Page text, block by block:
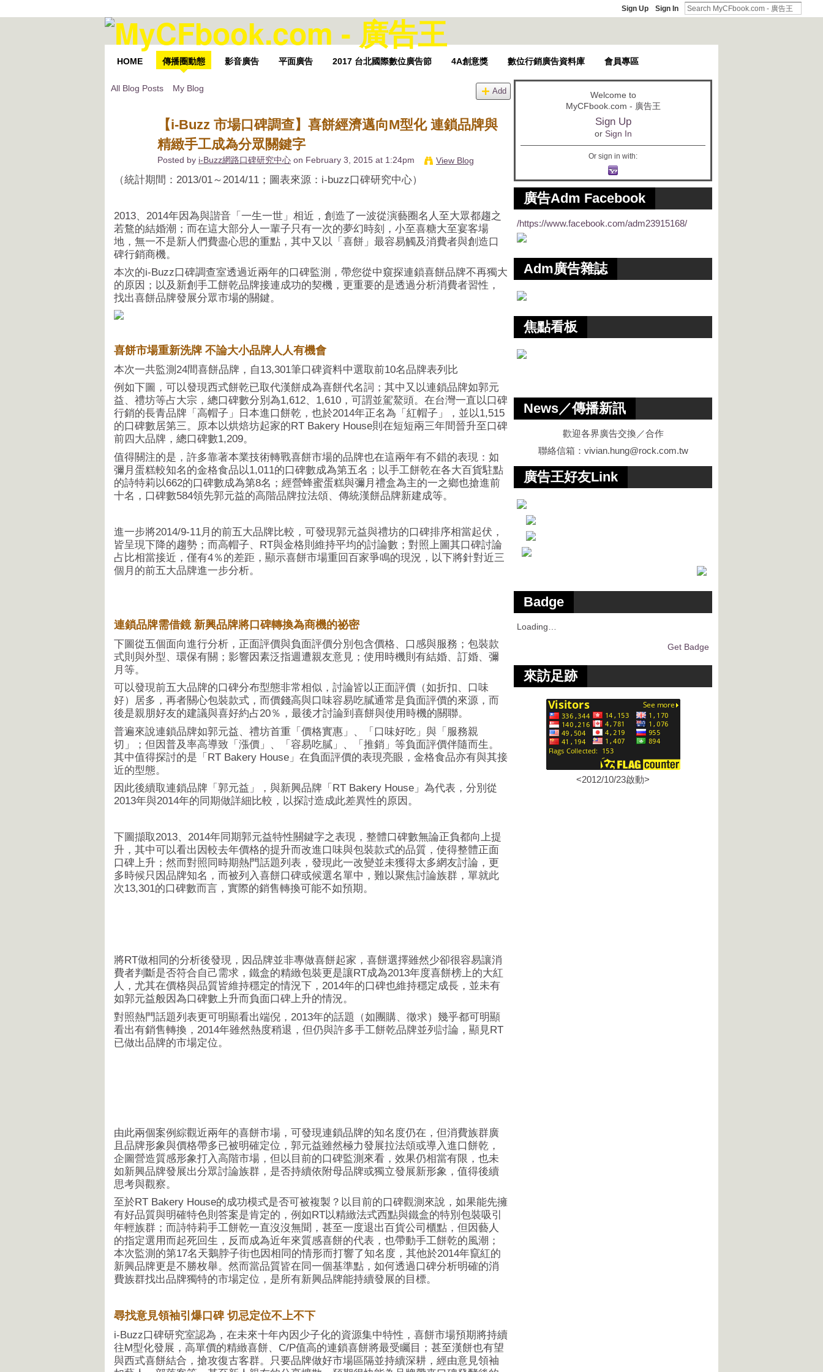
Sign Up Sign In
HOME 傳播圈動態 影音廣告 平面廣告 2017 台北國際數位廣告節 4A創意獎 數位行銷廣告資料庫 會員專區
All Blog Posts My Blog Add
【i-Buzz 市場口碑調查】喜餅經濟邁向M型化 連鎖品牌與
精緻手工成為分眾關鍵字
Posted by i-Buzz網路口碑研究中心 on February 3, 2015 at 1:24pm View Blog
（統計期間：2013/01～2014/11；圖表來源：i-buzz口碑研究中心）
2013、2014年因為與諧音「一生一世」相近，創造了一波從演藝圈名人至大眾都趨之
若鶩的結婚潮；而在這大部分人一輩子只有一次的夢幻時刻，小至喜糖大至宴客場
地，無一不是新人們費盡心思的重點，其中又以「喜餅」最容易觸及消費者與創造口
碑行銷商機。
本次的i-Buzz口碑調查室透過近兩年的口碑監測，帶您從中窺探連鎖喜餅品牌不再獨大
的原因；以及新創手工餅乾品牌接連成功的契機，更重要的是透過分析消費者習性，
找出喜餅品牌發展分眾市場的關鍵。
喜餅市場重新洗牌 不論大小品牌人人有機會
本次一共監測24間喜餅品牌，自13,301筆口碑資料中選取前10名品牌表列比
例如下圖，可以發現西式餅乾已取代漢餅成為喜餅代名詞；其中又以連鎖品牌如郭元
益、禮坊等占大宗，總口碑數分別為1,612、1,610，可謂並駕鰲頭。在台灣一直以口碑
行銷的長青品牌「高帽子」日本進口餅乾，也於2014年正名為「紅帽子」，並以1,515
的口碑數居第三。原本以烘焙坊起家的RT Bakery House則在短短兩三年間晉升至口碑
前四大品牌，總口碑數1,209。
值得關注的是，許多靠著本業技術轉戰喜餅市場的品牌也在這兩年有不錯的表現：如
彌月蛋糕較知名的金格食品以1,011的口碑數成為第五名；以手工餅乾在各大百貨駐點
的詩特莉以662的口碑數成為第8名；經營蜂蜜蛋糕與彌月禮盒為主的一之鄉也搶進前
十名，口碑數584領先郭元益的高階品牌拉法頌、傳統漢餅品牌新建成等。
進一步將2014/9-11月的前五大品牌比較，可發現郭元益與禮坊的口碑排序相當起伏，
皆呈現下降的趨勢；而高帽子、RT與金格則維持平均的討論數；對照上圖其口碑討論
占比相當接近，僅有4％的差距，顯示喜餅市場重回百家爭鳴的現況，以下將針對近三
個月的前五大品牌進一步分析。
連鎖品牌需借鏡 新興品牌將口碑轉換為商機的祕密
下圖從五個面向進行分析，正面評價與負面評價分別包含價格、口感與服務；包裝款
式則與外型、環保有關；影響因素泛指週遭親友意見；使用時機則有結婚、訂婚、彌
月等。
可以發現前五大品牌的口碑分布型態非常相似，討論皆以正面評價（如折扣、口味
好）居多，再者關心包裝款式，而價錢高與口味容易吃膩通常是負面評價的來源，而
後是親朋好友的建議與喜好約占20％，最後才討論到喜餅與使用時機的關聯。
普遍來說連鎖品牌如郭元益、禮坊首重「價格實惠」、「口味好吃」與「服務親
切」；但因普及率高導致「漲價」、「容易吃膩」、「推銷」等負面評價伴隨而生。
其中值得探討的是「RT Bakery House」在負面評價的表現亮眼，金格食品亦有與其接
近的型態。
因此後續取連鎖品牌「郭元益」，與新興品牌「RT Bakery House」為代表，分別從
2013年與2014年的同期做詳細比較，以探討造成此差異性的原因。
下圖擷取2013、2014年同期郭元益特性關鍵字之表現，整體口碑數無論正負都向上提
升，其中可以看出因較去年價格的提升而改進口味與包裝款式的品質，使得整體正面
口碑上升；然而對照同時期熱門話題列表，發現此一改變並未獲得太多網友討論，更
多時候只因品牌知名，而被列入喜餅口碑或候選名單中，難以聚焦討論族群，單就此
次13,301的口碑數而言，實際的銷售轉換可能不如預期。
將RT做相同的分析後發現，因品牌並非專做喜餅起家，喜餅選擇雖然少卻很容易讓消
費者判斷是否符合自己需求，鐵盒的精緻包裝更是讓RT成為2013年度喜餅榜上的大紅
人，尤其在價格與品質皆維持穩定的情況下，2014年的口碑也維持穩定成長，並未有
如郭元益般因為口碑數上升而負面口碑上升的情況。
對照熱門話題列表更可明顯看出端倪，2013年的話題（如團購、徵求）幾乎都可明顯
看出有銷售轉換，2014年雖然熱度稍退，但仍與許多手工餅乾品牌並列討論，顯見RT
已做出品牌的市場定位。
由此兩個案例綜觀近兩年的喜餅市場，可發現連鎖品牌的知名度仍在，但消費族群廣
且品牌形象與價格帶多已被明確定位，郭元益雖然極力發展拉法頌或導入進口餅乾，
企圖營造質感形象打入高階市場，但以目前的口碑監測來看，效果仍相當有限，也未
如新興品牌發展出分眾討論族群，是否持續依附母品牌或獨立發展新形象，值得後續
思考與觀察。
至於RT Bakery House的成功模式是否可被複製？以目前的口碑觀測來說，如果能先擁
有好品質與明確特色則答案是肯定的，例如RT以精緻法式西點與鐵盒的特別包裝吸引
年輕族群；而詩特莉手工餅乾一直沒沒無聞，甚至一度退出百貨公司櫃點，但因藝人
的指定選用而起死回生，反而成為近年來質感喜餅的代表，也帶動手工餅乾的風潮；
本次監測的第17名天鵝脖子街也因相同的情形而打響了知名度，其他於2014年竄紅的
新興品牌更是不勝枚舉。然而當品質皆在同一個基準點，如何透過口碑分析明確的消
費族群找出品牌獨特的市場定位，是所有新興品牌能持續發展的目標。
尋找意見領袖引爆口碑 切忌定位不上不下
i-Buzz口碑研究室認為，在未來十年內因少子化的資源集中特性，喜餅市場預期將持續
往M型化發展，高單價的精緻喜餅、C/P值高的連鎖喜餅將最受矚目；甚至漢餅也有望
與西式喜餅結合，搶攻復古客群。只要品牌做好市場區隔並持續深耕，經由意見領袖
Welcome to
MyCFbook.com - 廣告王
Sign Up
or Sign In
Or sign in with:
廣告Adm Facebook
/https://www.facebook.com/adm23915168/
Adm廣告雜誌
焦點看板
News／傳播新訊
歡迎各界廣告交換／合作
聯絡信箱： vivian.hung@rock.com.tw
廣告王好友Link
Badge
Loading…
Get Badge
來訪足跡
<2012/10/23啟動>